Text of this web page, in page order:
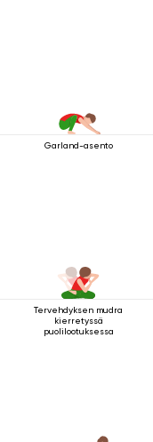
Garland-asento
Tervehdyksen mudra
kierretyssä
puolilootuksessa